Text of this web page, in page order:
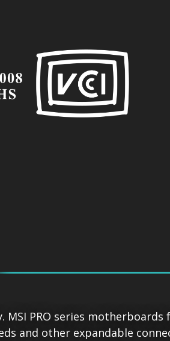
PRO series
and other expandable